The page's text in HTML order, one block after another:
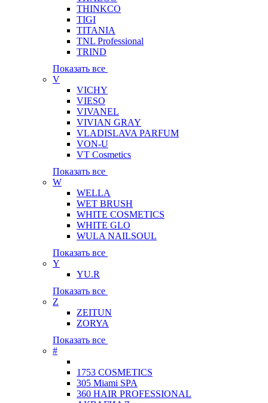
THINKCO
TIGI
TITANIA
TNL Professional
TRIND
Показать все
V
VICHY
VIESO
VIVANEL
VIVIAN GRAY
VLADISLAVA PARFUM
VON-U
VT Cosmetics
Показать все
W
WELLA
WET BRUSH
WHITE COSMETICS
WHITE GLO
WULA NAILSOUL
Показать все
Y
YU.R
Показать все
Z
ZEITUN
ZORYA
Показать все
#
1753 COSMETICS
305 Miami SPA
360 HAIR PROFESSIONAL